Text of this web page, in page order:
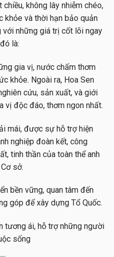
không lây nhiễm chéo,
và thời hạn bảo quản
những giá trị cốt lõi ngay
là:
gia vị, nước chấm thơm
khỏe. Ngoài ra, Hoa Sen
cứu, sản xuất, và giới
vị độc đáo, thơm ngon nhất.
mái, được sự hỗ trợ hiện
nghiệp đoàn kết, công
tinh thần của toàn thể anh
sở.
bền vững, quan tâm đến
góp để xây dựng Tổ Quốc.
tương ái, hỗ trợ những người
sống